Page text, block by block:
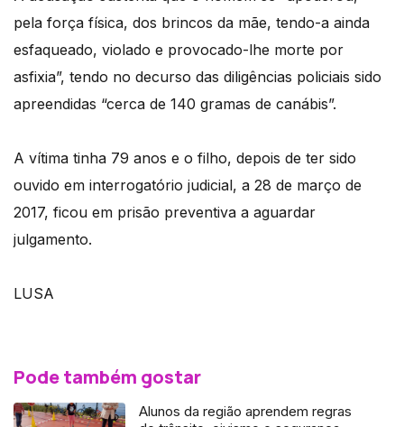
pela força física, dos brincos da mãe, tendo-a ainda
esfaqueado, violado e provocado-lhe morte por
asfixia”, tendo no decurso das diligências policiais sido
apreendidas “cerca de 140 gramas de canábis”.
A vítima tinha 79 anos e o filho, depois de ter sido
ouvido em interrogatório judicial, a 28 de março de
2017, ficou em prisão preventiva a aguardar
julgamento.
LUSA
Pode também gostar
Alunos da região aprendem regras